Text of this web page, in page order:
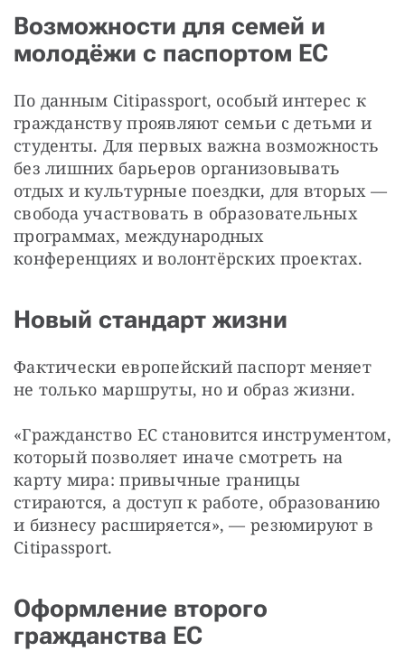
Возможности для семей и
молодёжи с паспортом ЕС
По данным Citipassport, особый интерес к
гражданству проявляют семьи с детьми и
студенты. Для первых важна возможность
без лишних барьеров организовывать
отдых и культурные поездки, для вторых —
свобода участвовать в образовательных
программах, международных
конференциях и волонтёрских проектах.
Новый стандарт жизни
Фактически европейский паспорт меняет
не только маршруты, но и образ жизни.
«Гражданство ЕС становится инструментом,
который позволяет иначе смотреть на
карту мира: привычные границы
стираются, а доступ к работе, образованию
и бизнесу расширяется», — резюмируют в
Citipassport.
Оформление второго
гражданства ЕС